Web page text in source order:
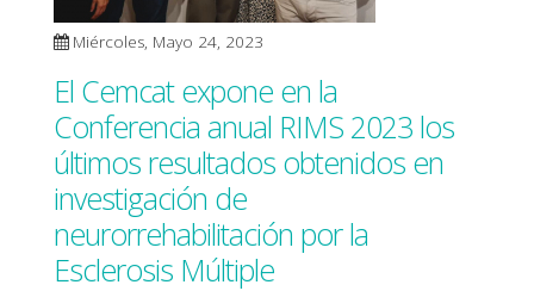
Miércoles, Mayo 24, 2023
El Cemcat expone en la
Conferencia anual RIMS 2023 los
últimos resultados obtenidos en
investigación de
neurorrehabilitación por la
Esclerosis Múltiple